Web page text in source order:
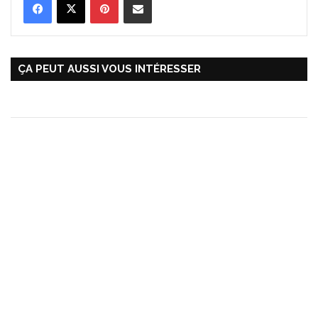
ÇA PEUT AUSSI VOUS INTÉRESSER